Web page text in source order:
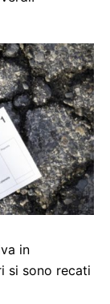
in
si sono recati